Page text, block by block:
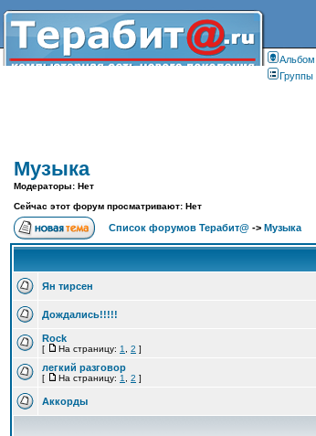
Альбом
Группы
Музыка
Модераторы: Нет
Сейчас этот форум просматривают: Нет
Список форумов Терабит@ -> Музыка
Ян тирсен
Дождались!!!!!
Rock
[ На страницу: 1 2 ]
легкий разговор
[ На страницу: 1 2 ]
Аккорды